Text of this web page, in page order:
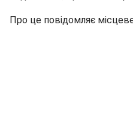
Про це повідомляє